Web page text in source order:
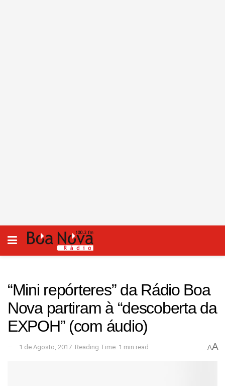
“Mini repórteres” da Rádio Boa
Nova partiram à “descoberta da
EXPOH” (com áudio)
1 de Agosto, 2017 Reading Time: 1 min read AA